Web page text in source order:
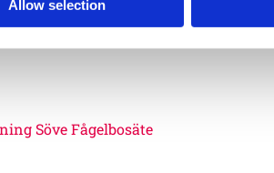
Allow selection